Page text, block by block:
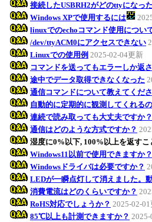
接続したUSBRH2がどのttyになっ
Windows XPで使用するには
linuxでのechoコマンド使用につい
/dev/ttyACM0にアクセスできない
Linuxでの使用例 2025-02-04更新
コマンドを送ってもエラーしか返
途中でデータ取得できなくなった
通信コマンドについて教えてくださ
自動的に定期的に観測してくれる
連続で読み取っても大丈夫ですか？
通信はどのような方式ですか？
湿度に0%以下, 100%以上を返すこ
Windows11以前で使用できますか？
Windowsドライバは必要ですか？
LEDが一瞬点灯して消えました。
消費電流はどのくらいですか？
RoHS対応でしょうか？ 2025-02-01
85℃以上も計測できますか？ 2025-